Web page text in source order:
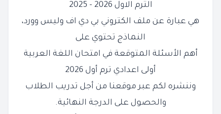
الترم الاول 2026 - 2025
هي عبارة عن ملف الكتروني بي دي اف وليس وورد،
النماذج تحتوي على
أهم الأسئلة المتوقعة في امتحان اللغة العربية
أولى اعدادي ترم أول 2026
وننشره لكم عبر موقعنا من أجل تدريب الطلاب
والحصول على الدرجة النهائية.